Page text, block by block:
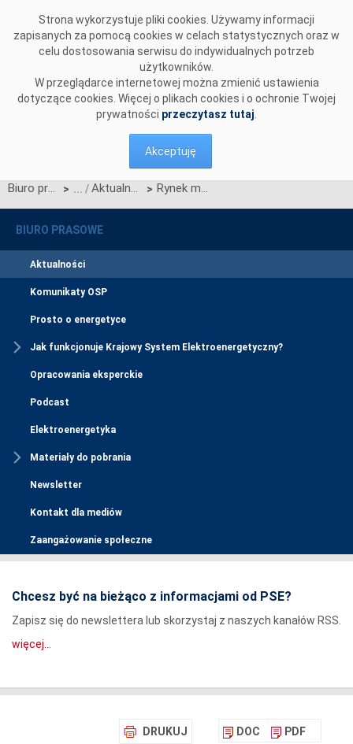
Strona wykorzystuje pliki cookies. Używamy informacji
zapisanych za pomocą cookies w celach statystycznych oraz w
celu dostosowania serwisu do indywidualnych potrzeb
użytkowników.
W przeglądarce internetowej można zmienić ustawienia
dotyczące cookies. Więcej o plikach cookies i o ochronie Twojej
prywatności przeczytasz tutaj
Akceptuję
Biuro prasowe > Aktualności > Rynek mocy w liczbach – rynek wtórny
BIURO PRASOWE
Aktualności
Komunikaty OSP
Prosto o energetyce
Jak funkcjonuje Krajowy System Elektroenergetyczny?
Opracowania eksperckie
Podcast
Elektroenergetyka
Materiały do pobrania
Newsletter
Kontakt dla mediów
Zaangażowanie społeczne
Chcesz być na bieżąco z informacjami od PSE?
Zapisz się do newslettera lub skorzystaj z naszych kanałów RSS.
więcej...
DRUKUJ DOC PDF